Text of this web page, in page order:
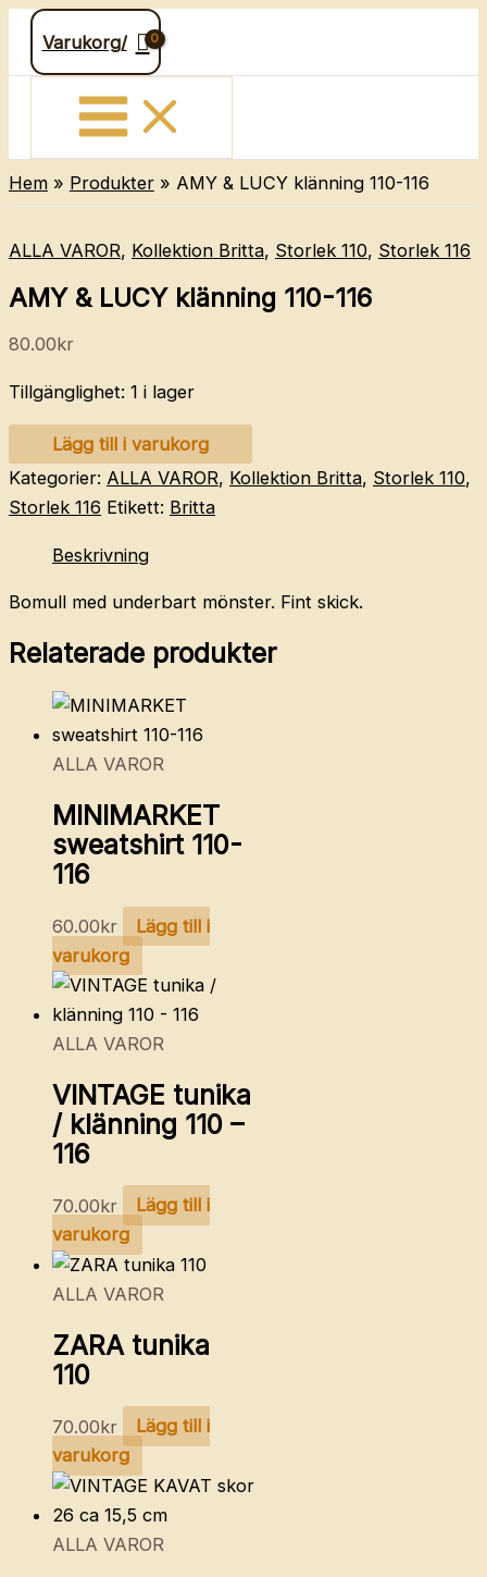
Hoppa
innehåll
Varukorg/
Hem Produkter AMY & LUCY klänning 110-116
ALLA VAROR, Kollektion Britta, Storlek 110, Storlek 116
AMY & LUCY klänning 110-116
80.00kr
Tillgänglighet: 1 i lager
&
LUCY
mängd
Lägg till i varukorg
Kategorier: ALLA VAROR, Kollektion Britta, Storlek 110,
Storlek 116 Etikett: Britta
Beskrivning
Bomull med underbart mönster. Fint skick.
Relaterade produkter
ALLA VAROR
MINIMARKET
sweatshirt 110-
116
60.00kr
Lägg till i
varukorg
ALLA VAROR
VINTAGE tunika
/ klänning 110 –
116
70.00kr
Lägg till i
varukorg
ALLA VAROR
ZARA tunika
110
70.00kr
Lägg till i
varukorg
ALLA VAROR